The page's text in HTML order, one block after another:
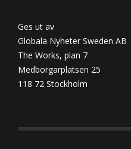
Ges ut av
Globala Nyheter Sweden AB
The Works, plan 7
Medborgarplatsen 25
118 72 Stockholm